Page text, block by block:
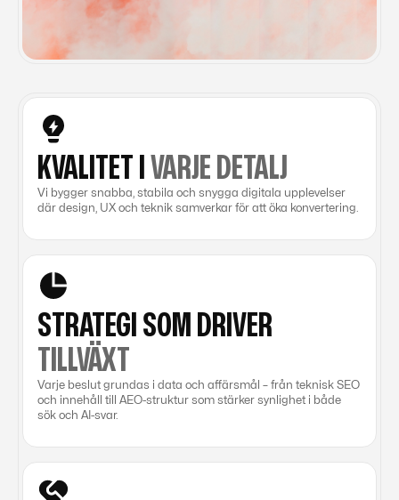
KVALITET I VARJE DETALJ
Vi bygger snabba, stabila och snygga digitala upplevelser
där design, UX och teknik samverkar för att öka konvertering.
STRATEGI SOM DRIVER
TILLVÄXT
Varje beslut grundas i data och affärsmål – från teknisk SEO
och innehåll till AEO-struktur som stärker synlighet i både
sök och AI-svar.